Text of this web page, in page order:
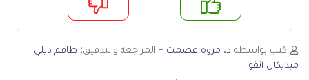
لا
كتب بواسطة د. مروة عصمت - المراجعة والتدقيق: طاقم ديلي
ميديكال انفو